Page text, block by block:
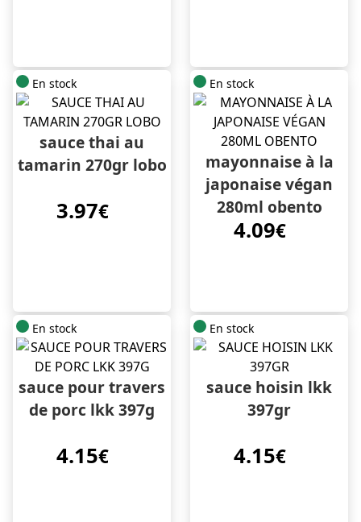
En stock
sauce thai au
tamarin 270gr lobo
3.97€
En stock
mayonnaise à la
japonaise végan
280ml obento
4.09€
En stock
sauce pour travers
de porc lkk 397g
4.15€
En stock
sauce hoisin lkk
397gr
4.15€